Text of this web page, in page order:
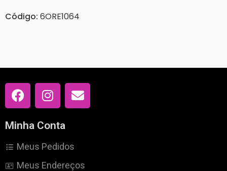
Código: 6ORE1064
Minha Conta
Meus Pedidos
Meus Endereços